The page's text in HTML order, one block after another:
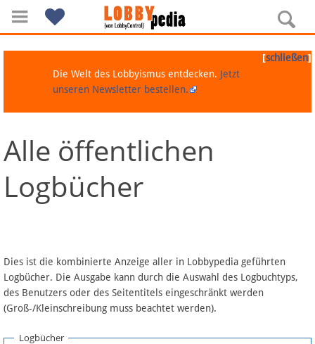
Navigation
Über Lobbypedia
Artikel nach Kategorien
FAQ
[schließen]
Die Welt des Lobbyismus entdecken. Jetzt
unseren Newsletter bestellen.
Alle öffentlichen
Logbücher
Dies ist die kombinierte Anzeige aller in Lobbypedia geführten
Logbücher. Die Ausgabe kann durch die Auswahl des Logbuchtyps,
des Benutzers oder des Seitentitels eingeschränkt werden
(Groß-/Kleinschreibung muss beachtet werden).
Logbücher